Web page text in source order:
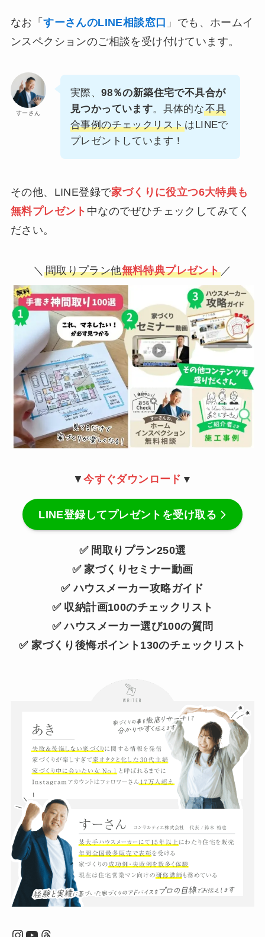
なお「すーさんのLINE相談窓口 」でも、ホームイ
ンスペクションのご相談を受け付けています。
すーさん
実際、98％の新築住宅で不具合が
見つかっています。具体的な不具
合事例のチェックリストはLINEで
プレゼントしています！
その他、LINE登録で家づくりに役立つ6大特典も
無料プレゼント 中なのでぜひチェックしてみてく
ださい。
＼ 間取りプラン他無料特典プレゼント ／
▼今すぐダウンロード ▼
LINE登録してプレゼントを受け取る
✅ 間取りプラン250選
✅ 家づくりセミナー動画
✅ ハウスメーカー攻略ガイド
✅ 収納計画100のチェックリスト
✅ ハウスメーカー選び100の質問
✅ 家づくり後悔ポイント130のチェックリスト